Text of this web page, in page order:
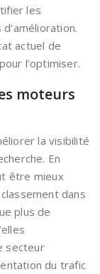
les
actuel de
l’optimiser.
moteurs
la visibilité
En
être mieux
dans
plus de
secteur
du trafic